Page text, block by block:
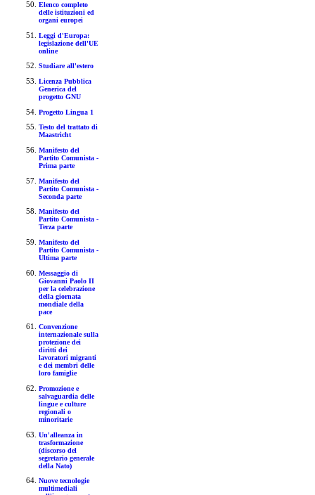
Elenco completo
delle istituzioni ed
organi europei
Leggi d'Europa:
legislazione dell'UE
online
Studiare all'estero
Licenza Pubblica
Generica del
progetto GNU
Progetto Lingua 1
Testo del trattato di
Maastricht
Manifesto del
Partito Comunista -
Prima parte
Manifesto del
Partito Comunista -
Seconda parte
Manifesto del
Partito Comunista -
Terza parte
Manifesto del
Partito Comunista -
Ultima parte
Messaggio di
Giovanni Paolo II
per la celebrazione
della giornata
mondiale della
pace
Convenzione
internazionale sulla
protezione dei
diritti dei
lavoratori migranti
e dei membri delle
loro famiglie
Promozione e
salvaguardia delle
lingue e culture
regionali o
minoritarie
Un'alleanza in
trasformazione
(discorso del
segretario generale
della Nato)
Nuove tecnologie
multimediali